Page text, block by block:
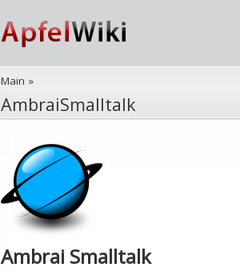
Main »
AmbraiSmalltalk
Ambrai Smalltalk